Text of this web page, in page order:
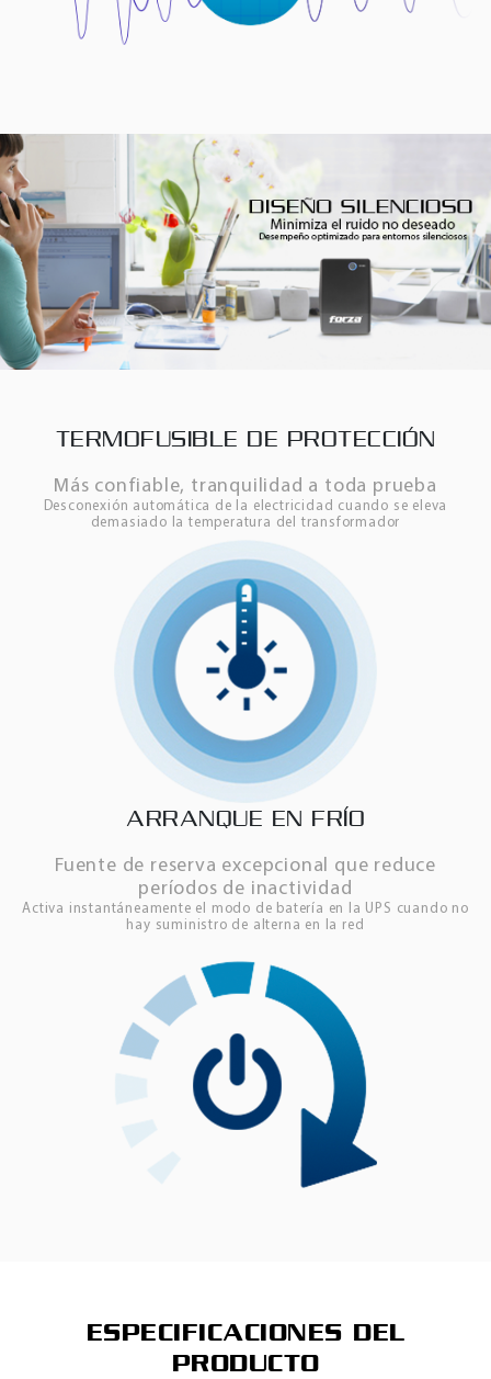
TERMOFUSIBLE DE PROTECCIÓN
Más confiable, tranquilidad a toda prueba
Desconexión automática de la electricidad cuando se eleva
demasiado la temperatura del transformador
ARRANQUE EN FRÍO
Fuente de reserva excepcional que reduce
períodos de inactividad
Activa instantáneamente el modo de batería en la UPS cuando no
hay suministro de alterna en la red
ESPECIFICACIONES DEL
PRODUCTO